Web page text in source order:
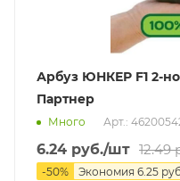
Арбуз ЮНКЕР F1 2-
Партнер
Много Арт.:
6.24 руб./шт 12.49
-50% Экономия 6.25